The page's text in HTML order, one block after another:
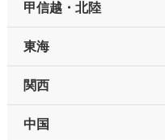
甲信越・北陸
東海
関西
中国